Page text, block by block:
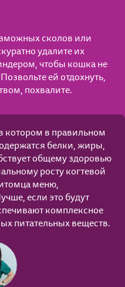
сколов или
удалите их
чтобы кошка не
ей отдохнуть,
похвалите.
котором в правильном
белки, жиры,
общему здоровью
росту когтевой
меню,
если это будут
комплексное
питательных веществ.